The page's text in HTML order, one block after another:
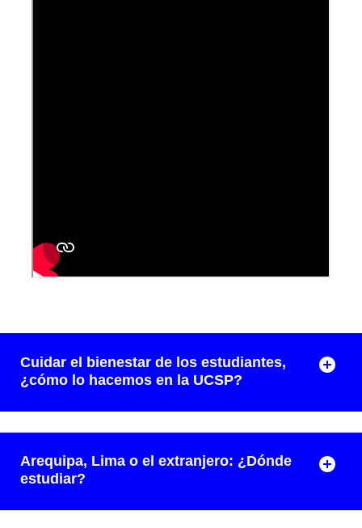
Cuidar el bienestar de los estudiantes,
¿cómo lo hacemos en la UCSP?
Arequipa, Lima o el extranjero: ¿Dónde
estudiar?